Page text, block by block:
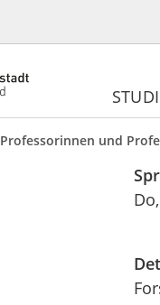
Professorinnen und